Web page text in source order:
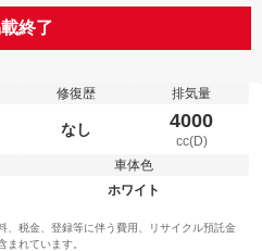
終了
修復歴
なし
排気量
4000
cc(D)
車体色
ホワイト
、税金、登録等に伴う費用、リサイクル預託金
まれています。